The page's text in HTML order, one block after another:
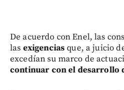
De acuerdo con Enel, las
las exigenciasque, a juicio
excedían su marco de
continuar con el desarrollo